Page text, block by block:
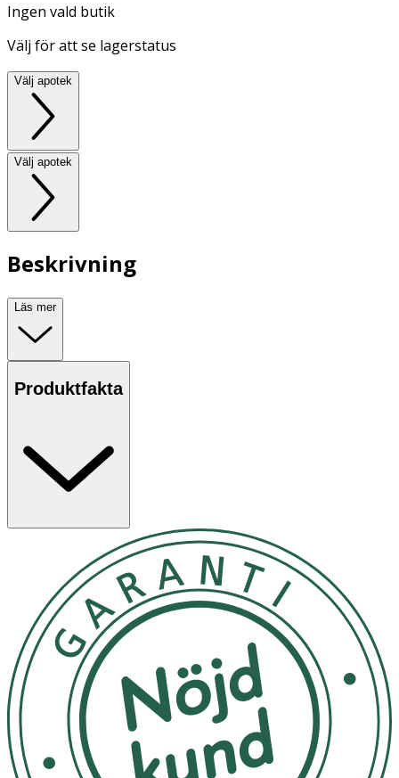
Ingen vald butik
Välj för att se lagerstatus
Välj apotek
Välj apotek
Beskrivning
Läs mer
Produktfakta